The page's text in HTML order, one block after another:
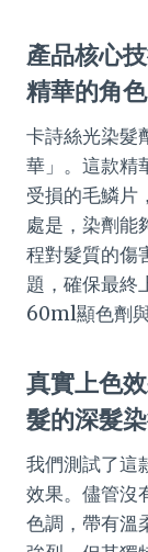
產品核心
精華的角色
卡詩絲光染髮
華」。這款精
受損的毛鱗片
處是，染劑能
程對髮質的傷
題，確保最終
60ml顯色劑
真實上色
髮的深髮
我們測試了這
效果。儘管沒
色調，帶有溫